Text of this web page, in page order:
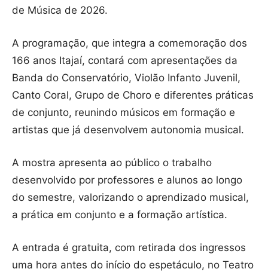
de Música de 2026.
A programação, que integra a comemoração dos
166 anos Itajaí, contará com apresentações da
Banda do Conservatório, Violão Infanto Juvenil,
Canto Coral, Grupo de Choro e diferentes práticas
de conjunto, reunindo músicos em formação e
artistas que já desenvolvem autonomia musical.
A mostra apresenta ao público o trabalho
desenvolvido por professores e alunos ao longo
do semestre, valorizando o aprendizado musical,
a prática em conjunto e a formação artística.
A entrada é gratuita, com retirada dos ingressos
uma hora antes do início do espetáculo, no Teatro